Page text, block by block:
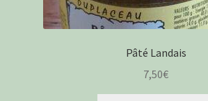
Pâté Landais
7,50€